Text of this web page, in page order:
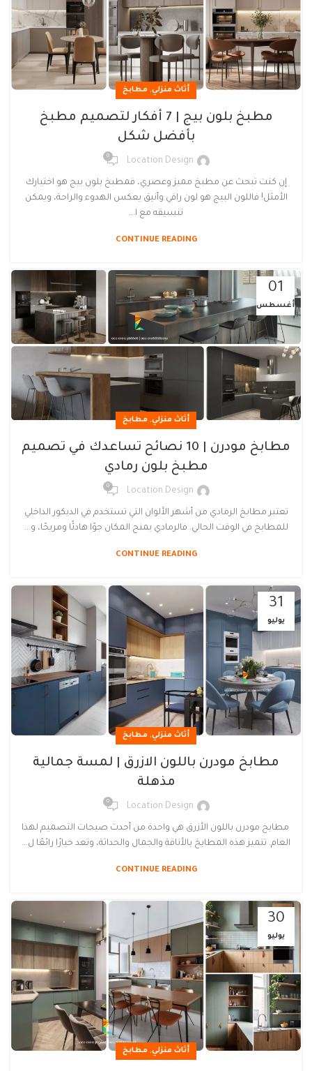
أثاث منزلي, مطابخ
مطبخ بلون بيج | 7 أفكار لتصميم مطبخ
بأفضل شكل
Location Design
0
إن كنت تبحث عن مطبخ مميز وعصري، فمطبخ بلون بيج هو اختيارك
الأمثل! فاللون البيج هو لون راقي وأنيق يعكس الهدوء والراحة، ويمكن
تنسيقه مع ا...
CONTINUE READING
01
أغسطس
أثاث منزلي, مطابخ
مطابخ مودرن | 10 نصائح تساعدك في تصميم
مطبخ بلون رمادي
Location Design
0
تعتبر مطابخ الرمادي من أشهر الألوان التي تستخدم في الديكور الداخلي
للمطابخ في الوقت الحالي. فالرمادي يمنح المكان جوًا هادئًا ومريحًا، و...
CONTINUE READING
31
يوليو
أثاث منزلي, مطابخ
مطابخ مودرن باللون الازرق | لمسة جمالية
مذهلة
Location Design
0
مطابخ مودرن باللون الأزرق هي واحدة من أحدث صيحات التصميم لهذا
العام. تتميز هذه المطابخ بالأناقة والجمال والحداثة، وتعد خيارًا رائعًا ل...
CONTINUE READING
30
يوليو
أثاث منزلي, مطابخ